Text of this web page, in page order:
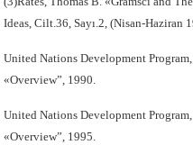
Ideas, Cilt.36, Sayı.2, (Nisan-Haziran
United Nations Development
«Overview”, 1990.
United Nations Development
«Overview”, 1995.